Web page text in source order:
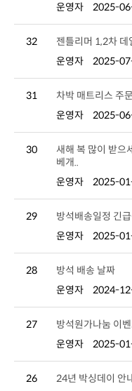
운영자
2025-
32 젠틀리머 1,2차 데
운영자
2025-
31
차박 매트리스 주
운영자
2025-
30
베개..
운영자
2025-
29 방석배송일정 긴
운영자
2025-
28
방석 배송 날짜
운영자
2024-
27
방석원가나눔 이
운영자
2025-
26
24년 박싱데이 안